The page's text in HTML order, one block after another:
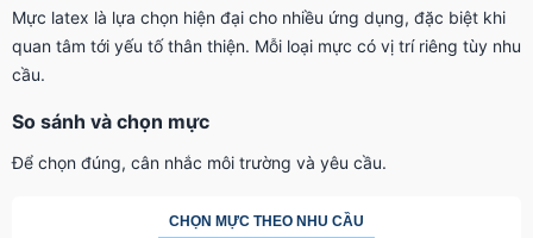
Mực latex là lựa chọn hiện đại cho nhiều ứng dụng, đặc biệt khi
quan tâm tới yếu tố thân thiện. Mỗi loại mực có vị trí riêng tùy nhu
cầu.
So sánh và chọn mực
Để chọn đúng, cân nhắc môi trường và yêu cầu.